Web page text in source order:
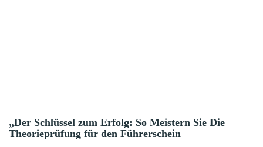
„Der Schlüssel zum Erfolg: So Meistern Sie Die
Theorieprüfung für den Führerschein